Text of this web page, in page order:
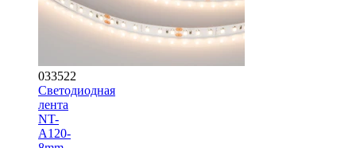
033522
Светодиодная
лента
NT-
A120-